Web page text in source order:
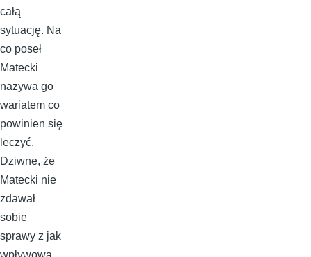
całą
sytuację. Na
co poseł
Matecki
nazywa go
wariatem co
powinien się
leczyć.
Dziwne, że
Matecki nie
zdawał
sobie
sprawy z jak